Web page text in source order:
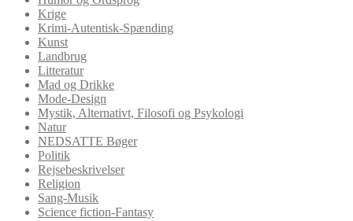
Krige
Krimi-Autentisk-Spænding
Kunst
Landbrug
Litteratur
Mad og Drikke
Mode-Design
Mystik, Alternativt, Filosofi og Psykologi
Natur
NEDSATTE Bøger
Politik
Rejsebeskrivelser
Religion
Sang-Musik
Science fiction-Fantasy